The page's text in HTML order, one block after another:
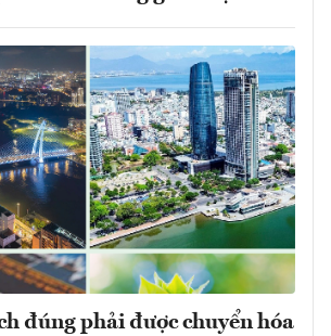
đúng phải được chuyển hóa